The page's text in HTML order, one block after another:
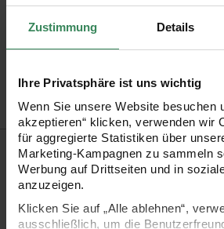
Zustimmung Details
Ihre Privatsphäre ist uns wichtig
Wenn Sie unsere Website besuchen
akzeptieren“ klicken, verwenden wir
für aggregierte Statistiken über
Marketing-Kampagnen zu sammeln
Werbung auf Drittseiten und in
anzuzeigen.
Klicken Sie auf „Alle ablehnen“,
ausschließlich, um die
Artikel-Nr.383357.012
Produktbeschreibung
Creative Summer Sprinkles bringt
Mehrere Fäden mit unterschiedlichen